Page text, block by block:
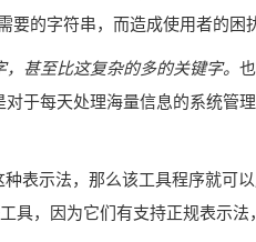
要的字符串，而造成使用者的困
甚至比这复杂的多的关键字。
于每天处理海量信息的系统管
表示法，那么该工具程序就可
具，因为它们有支持正规表示法